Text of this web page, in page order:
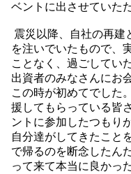
ベントに出させていた
震災以降、自社の再建
を注いでいたもので、
ことなく、過ごしてい
出資者のみなさんにお
この時が初めてでした
援してもらっている皆
ントに参加したつもり
自分達がしてきたこと
で帰るのを断念したん
って来て本当に良かっ